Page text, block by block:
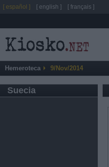
Hemeroteca 9/Nov/2014
Suecia
[ español ] [ english ] [ français ]